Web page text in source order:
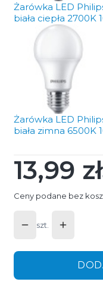
Żarówka LED
biała ciepła 2700K
Żarówka LED
biała zimna 6500K
Cena
13,99 zł
Ceny podane bez
szt.